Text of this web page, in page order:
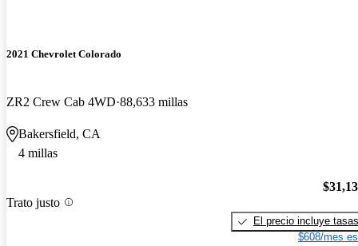
2021 Chevrolet Colorado
ZR2 Crew Cab 4WD 88,633 millas
Bakersfield, CA
4 millas
Trato justo
El precio incluye tasas
$608/mes